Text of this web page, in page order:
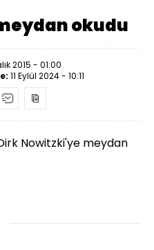
okudu
2015 - 01:00
11 Eylül 2024 - 10:11
Nowitzki'ye meydan